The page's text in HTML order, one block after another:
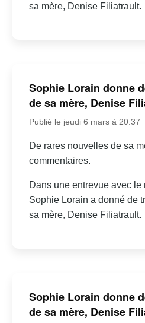
sa mère, Denise Filiatrault.
Sophie Lorain donne
de sa mère, Denise
Publié le jeudi 6 mars à 20:37
De rares nouvelles de sa
commentaires.
Dans une entrevue avec le
Sophie Lorain a donné de
sa mère, Denise Filiatrault.
Sophie Lorain donne
de sa mère, Denise